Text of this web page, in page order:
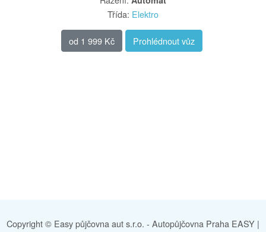
Třída: Elektro
od 1 999 Kč Prohlédnout vůz
Copyright © Easy půjčovna aut s.r.o. - Autopůjčovna Praha EASY |